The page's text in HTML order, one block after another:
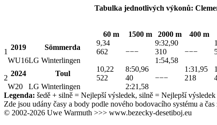
Tabulka jednotlivých výkonů:
60 m 1500 m 2000 m 400 m
1
2019 Sömmerda
9,34 9:32,90
662
−−− 310 −−−
WU16LG Winterlingen 1:54,58
2
2024 Toul
10,22 8:50,96 1:31,95
522
40 −−− 218
W20
LG Winterlingen
2:21,58
Legenda: šedě + silně = Nejlepší výsledek, silně = Nejlepší
Zde jsou udány časy a body podle nového bodovacího systému a
© 2002-2026 Uwe Warmuth >>> www.bezecky-desetiboj.eu